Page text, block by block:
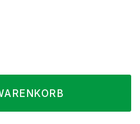
den gewünschten